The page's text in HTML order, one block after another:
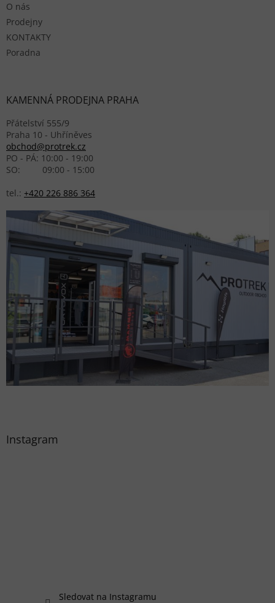
O nás
Prodejny
KONTAKTY
Poradna
KAMENNÁ PRODEJNA PRAHA
Přátelství 555/9
Praha 10 - Uhříněves
obchod@protrek.cz
PO - PÁ: 10:00 - 19:00
SO: 09:00 - 15:00
tel.: +420 226 886 364
Instagram
Sledovat na Instagramu